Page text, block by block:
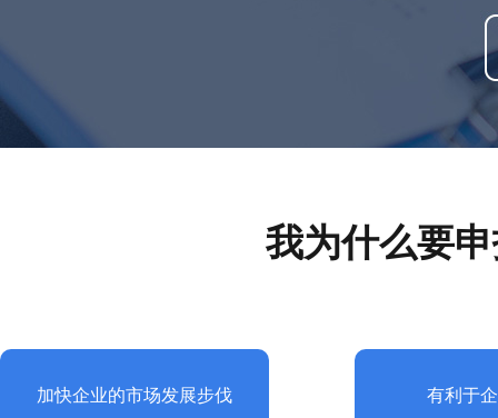
我为什么要
加快企业的市场发展步伐 有利于